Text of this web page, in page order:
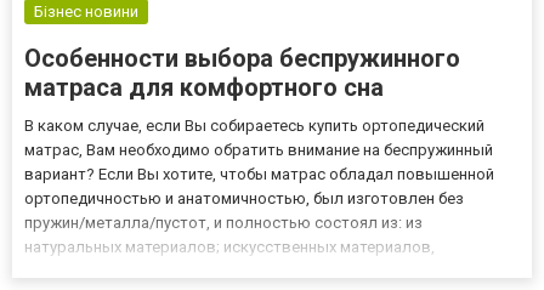
Бізнес новини
Особенности выбора беспружинного
матраса для комфортного сна
В каком случае, если Вы собираетесь купить ортопедический
матрас, Вам необходимо обратить внимание на беспружинный
вариант? Если Вы хотите, чтобы матрас обладал повышенной
ортопедичностью и анатомичностью, был изготовлен без
пружин/металла/пустот, и полностью состоял из: из
натуральных материалов; искусственных материалов,